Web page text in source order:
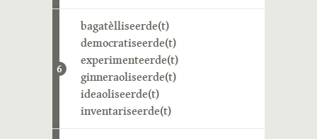
6
bagatèlliseerde(t)
democratiseerde(t)
experimenteerde(t)
ginneraoliseerde(t)
ideaoliseerde(t)
inventariseerde(t)